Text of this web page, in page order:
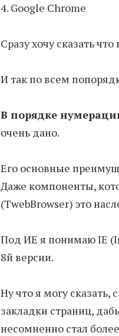
4. Google Chrome
Сразу хочу сказать
И так по всем
В порядке
очень дано.
Его основные
Даже компоненты,
(TwebBrowser) это
Под ИЕ я понимаю IE
8й версии.
Ну что я могу
закладки страниц,
несомненно стал